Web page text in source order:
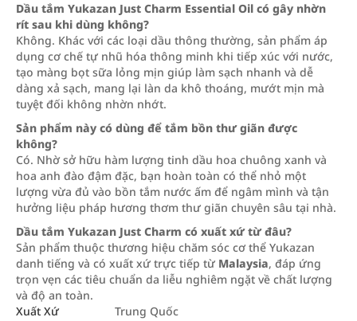
Dầu tắm Yukazan Just Charm Essential Oil có gây nhờn
rít sau khi dùng không?
Không. Khác với các loại dầu thông thường, sản phẩm áp
dụng cơ chế tự nhũ hóa thông minh khi tiếp xúc với nước,
tạo màng bọt sữa lỏng mịn giúp làm sạch nhanh và dễ
dàng xả sạch, mang lại làn da khô thoáng, mướt mịn mà
tuyệt đối không nhờn nhớt.
Sản phẩm này có dùng để tắm bồn thư giãn được
không?
Có. Nhờ sở hữu hàm lượng tinh dầu hoa chuông xanh và
hoa anh đào đậm đặc, bạn hoàn toàn có thể nhỏ một
lượng vừa đủ vào bồn tắm nước ấm để ngâm mình và tận
hưởng liệu pháp hương thơm thư giãn chuyên sâu tại nhà.
Dầu tắm Yukazan Just Charm có xuất xứ từ đâu?
Sản phẩm thuộc thương hiệu chăm sóc cơ thể Yukazan
danh tiếng và có xuất xứ trực tiếp từ Malaysia, đáp ứng
trọn vẹn các tiêu chuẩn da liễu nghiêm ngặt về chất lượng
và độ an toàn.
Xuất Xứ
Trung Quốc